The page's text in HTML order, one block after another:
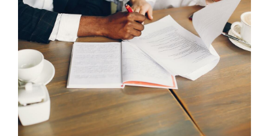
Blog
Acerca de
Contacto